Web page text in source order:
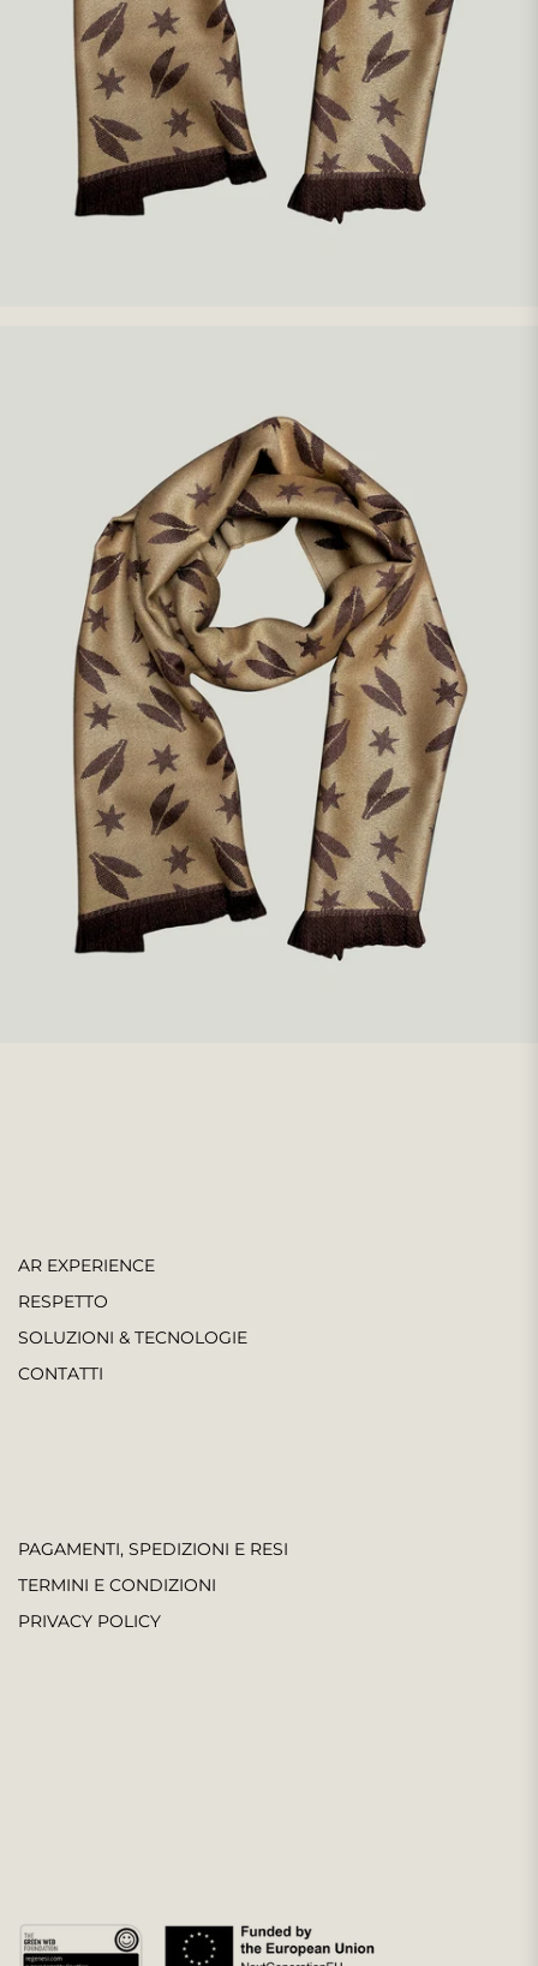
AR EXPERIENCE
RESPETTO
SOLUZIONI & TECNOLOGIE
CONTATTI
PAGAMENTI, SPEDIZIONI E RESI
TERMINI E CONDIZIONI
PRIVACY POLICY